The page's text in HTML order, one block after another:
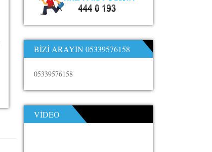
BIZI ARAYIN 05339576158
05339576158
VIDEO